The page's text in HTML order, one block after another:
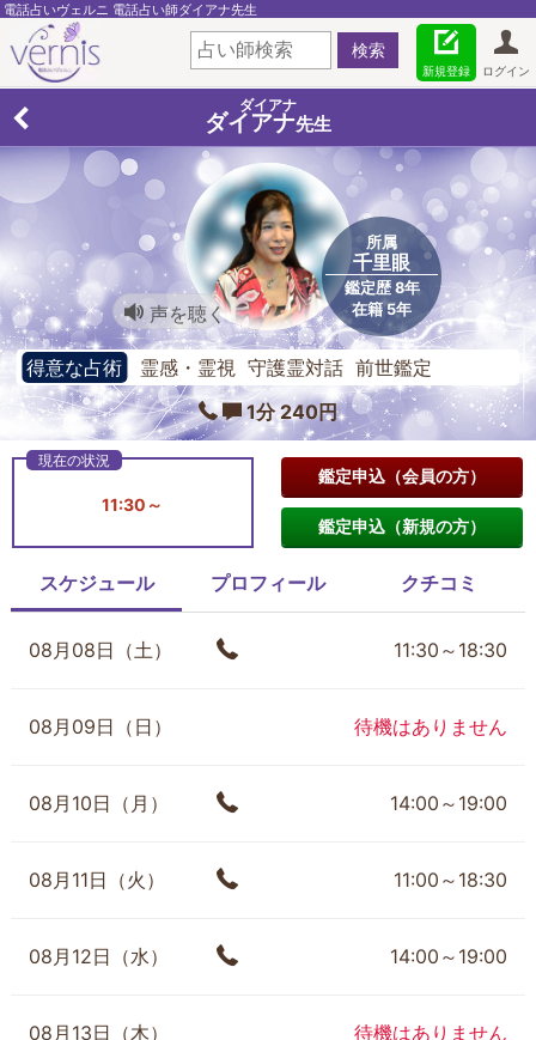
電話占いヴェルニ 電話占い師ダイアナ先生
ログイン
新規登録
ダイアナ
ダイアナ先生
所属
千里眼
鑑定歴 8年
在籍 5年
声を聴く
得意な占術
霊感・霊視 守護霊対話 前世鑑定
1分 240円
11:30～
鑑定申込（会員の方）
鑑定申込（新規の方）
スケジュール プロフィール クチコミ
08月08日（土） 11:30～18:30
08月09日（日） 待機はありません
08月10日（月） 14:00～19:00
08月11日（火） 11:00～18:30
08月12日（水） 14:00～19:00
08月13日（木） 待機はありません